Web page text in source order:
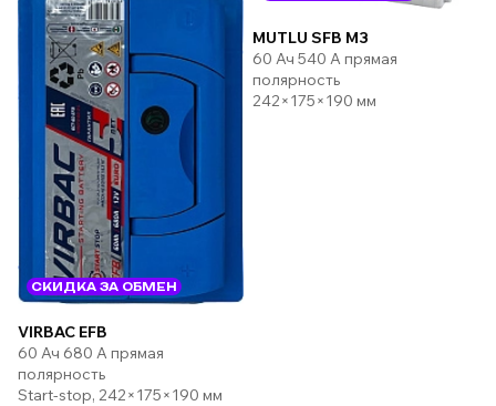
СКИДКА ЗА ОБМЕН
VIRBAC EFB
60 Ач 680 А прямая
полярность
Start-stop, 242×175×190 мм
MUTLU SFB M3
60 Ач 540 А прямая
полярность
242×175×190 мм